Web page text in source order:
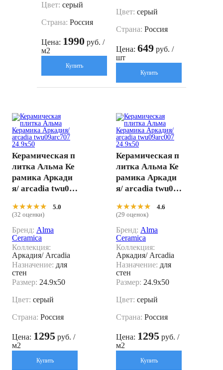
Цвет: серый
Страна: Россия
Цена: 1990 руб. /
м2
Купить
Цвет: серый
Страна: Россия
Цена: 649 руб. /
шт
Купить
Керамическая п
литка Альма Ке
рамика Аркади
я/ arcadia twu09
★★★★★
★★★★★
5.0
(32 оценки)
Бренд: Alma
Ceramica
Коллекция:
Аркадия/ Arcadia
Назначение: для
стен
Размер: 24.9x50
Цвет: серый
Страна: Россия
Цена: 1295 руб. /
м2
Купить
Керамическая п
литка Альма Ке
рамика Аркади
я/ arcadia twu09
★★★★★
★★★★★
4.6
(29 оценок)
Бренд: Alma
Ceramica
Коллекция:
Аркадия/ Arcadia
Назначение: для
стен
Размер: 24.9x50
Цвет: серый
Страна: Россия
Цена: 1295 руб. /
м2
Купить